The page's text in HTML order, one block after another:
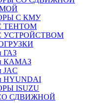
С КМУ
ТЕНТОМ
УСТРОЙСТВОМ
ГАЗ
КАМАЗ
JAC
HYUNDAI
ISUZU
СДВИЖНОЙ